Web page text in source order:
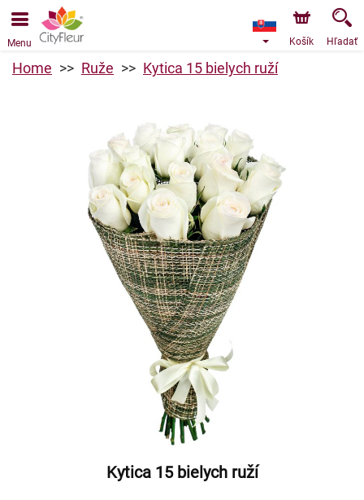
Objednávky prijímame prostredníctvom nášho e-shopu.
Najskorší možný termín doručenia je od 7.8.2026 z dôvodu
Menu Košík Hľadať
Home Ruže Kytica 15 bielych ruží
Kytica 15 bielych ruží